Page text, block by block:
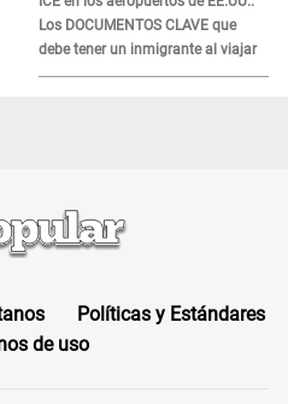
Los DOCUMENTOS CLAVE que
debe tener un inmigrante al viajar
Políticas y Estándares
de uso